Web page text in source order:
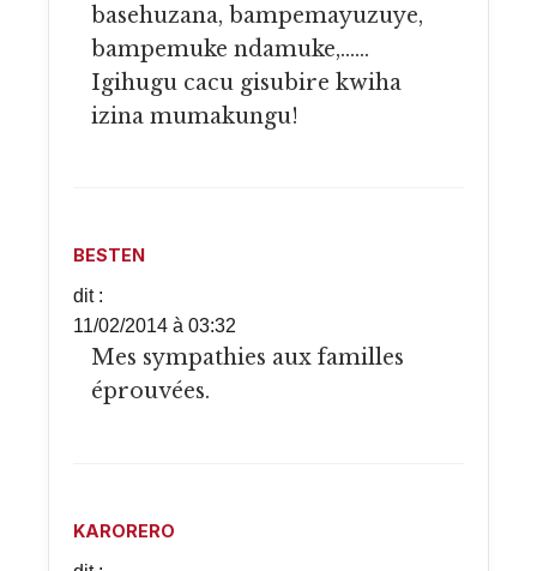
basehuzana, bampemayuzuye,
bampemuke ndamuke,……
Igihugu cacu gisubire kwiha
izina mumakungu!
BESTEN
dit :
11/02/2014 à 03:32
Mes sympathies aux familles
éprouvées.
KARORERO